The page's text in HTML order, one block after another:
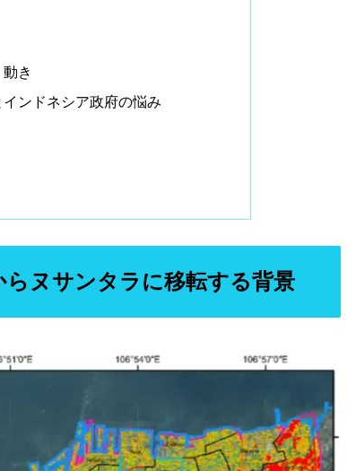
き
ンドネシア政府の悩み
ヌサンタラに移転する背景